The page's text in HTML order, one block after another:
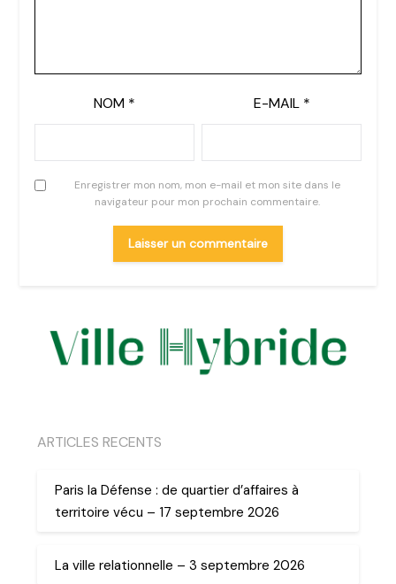
NOM * E-MAIL *
Enregistrer mon nom, mon e-mail et mon site dans le
navigateur pour mon prochain commentaire.
ARTICLES RECENTS
Paris la Défense : de quartier d’affaires à
territoire vécu – 17 septembre 2026
La ville relationnelle – 3 septembre 2026